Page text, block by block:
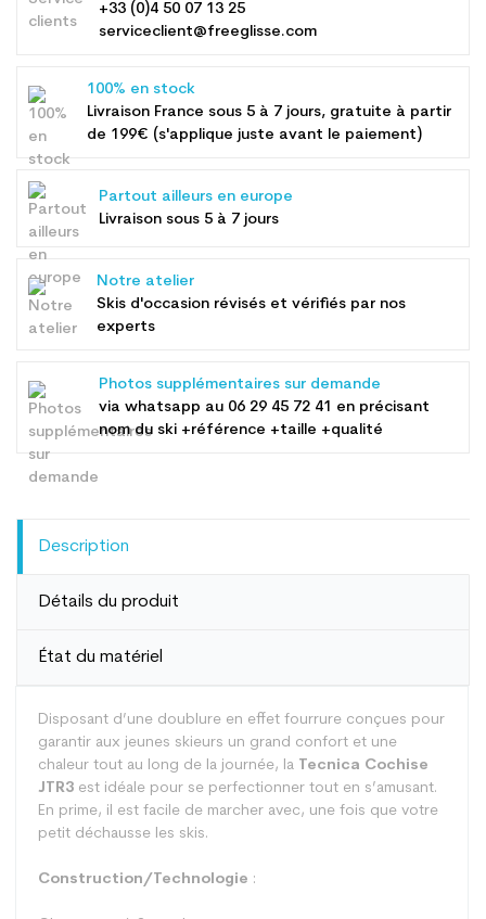
+33 (0)4 50 07 13 25
serviceclient@freeglisse.com
100% en stock
Livraison France sous 5 à 7 jours, gratuite à partir
de 199€ (s'applique juste avant le paiement)
Partout ailleurs en europe
Livraison sous 5 à 7 jours
Notre atelier
Skis d'occasion révisés et vérifiés par nos
experts
Photos supplémentaires sur demande
via whatsapp au 06 29 45 72 41 en précisant
nom du ski +référence +taille +qualité
Description
Détails du produit
État du matériel
Disposant d’une doublure en effet fourrure conçues pour
garantir aux jeunes skieurs un grand confort et une
chaleur tout au long de la journée, la Tecnica Cochise
JTR3 est idéale pour se perfectionner tout en s’amusant.
En prime, il est facile de marcher avec, une fois que votre
petit déchausse les skis.
Construction/Technologie :